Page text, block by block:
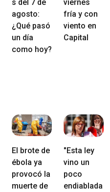
s del 7 de
agosto:
¿Qué pasó
un día
como hoy?
viernes
fría y con
viento en
Capital
El brote de
ébola ya
provocó la
muerte de
"Esta ley
vino un
poco
endiablada